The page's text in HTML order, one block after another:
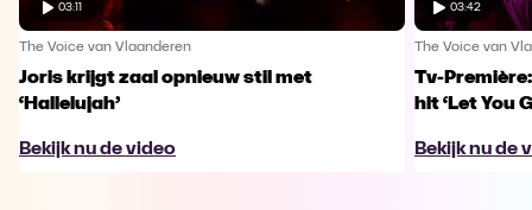
03:11
The Voice van Vlaanderen
Joris krijgt zaal opnieuw stil met
‘Hallelujah’
Bekijk nu de video
03:42
The Voice van
Tv-
hit ‘Let You
Bekijk nu de